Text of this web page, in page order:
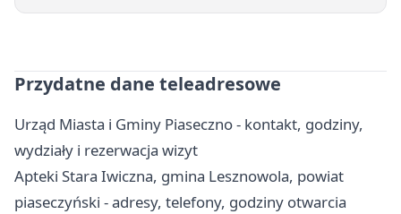
Przydatne dane teleadresowe
Urząd Miasta i Gminy Piaseczno - kontakt, godziny,
wydziały i rezerwacja wizyt
Apteki Stara Iwiczna, gmina Lesznowola, powiat
piaseczyński - adresy, telefony, godziny otwarcia